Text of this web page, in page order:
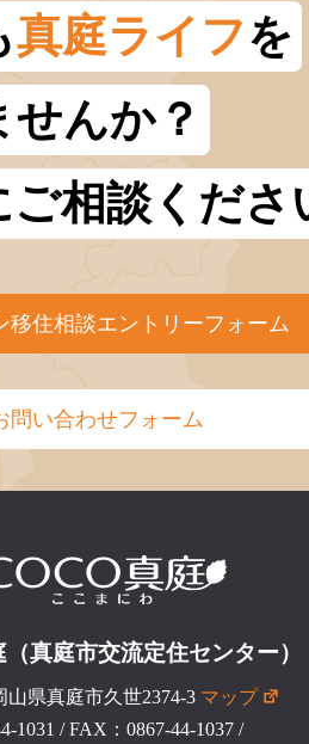
真庭ライフを
んか？
ご相談くださ
移住相談エントリーフォーム
問い合わせフォーム
真庭市交流定住センター）
山県真庭市久世2374-3 マップ
1031 /FAX：0867-44-1037/